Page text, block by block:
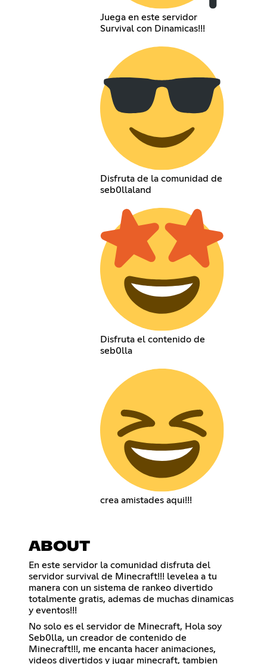
Juega en este servidor
Survival con Dinamicas!!!
Disfruta de la comunidad de
seb0llaland
Disfruta el contenido de
seb0lla
crea amistades aqui!!!
ABOUT
En este servidor la comunidad disfruta del
servidor survival de Minecraft!!! levelea a tu
manera con un sistema de rankeo divertido
totalmente gratis, ademas de muchas dinamicas
y eventos!!!
No solo es el servidor de Minecraft, Hola soy
Seb0lla, un creador de contenido de
Minecraft!!!, me encanta hacer animaciones,
videos divertidos y jugar minecraft, tambien